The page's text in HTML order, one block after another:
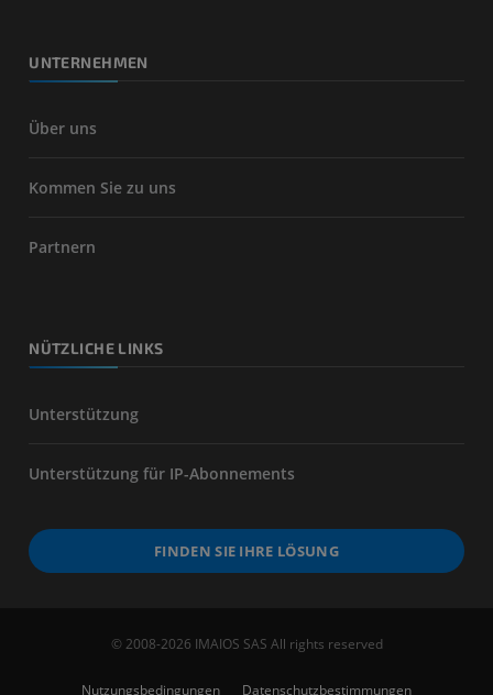
UNTERNEHMEN
Über uns
Kommen Sie zu uns
Partnern
NÜTZLICHE LINKS
Unterstützung
Unterstützung für IP-Abonnements
FINDEN SIE IHRE LÖSUNG
© 2008-2026 IMAIOS SAS All rights reserved
Nutzungsbedingungen Datenschutzbestimmungen